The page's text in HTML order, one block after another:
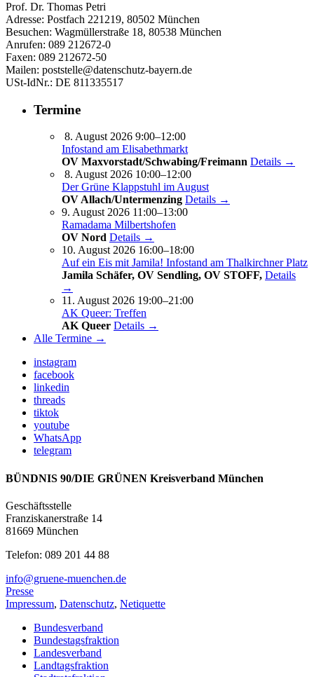
Prof. Dr. Thomas Petri
Adresse: Postfach 221219, 80502 München
Besuchen: Wagmüllerstraße 18, 80538 München
Anrufen: 089 212672-0
Faxen: 089 212672-50
Mailen: poststelle@datenschutz-bayern.de
USt-IdNr.: DE 811335517
Termine
8. August 2026 9:00–12:00
Infostand am Elisabethmarkt
OV Maxvorstadt/Schwabing/Freimann Details →
8. August 2026 10:00–12:00
Der Grüne Klappstuhl im August
OV Allach/Untermenzing Details →
9. August 2026 11:00–13:00
Ramadama Milbertshofen
OV Nord Details →
10. August 2026 16:00–18:00
Auf ein Eis mit Jamila! Infostand am Thalkirchner Platz
Jamila Schäfer, OV Sendling, OV STOFF, Details
→
11. August 2026 19:00–21:00
AK Queer: Treffen
AK Queer Details →
Alle Termine →
instagram
facebook
linkedin
threads
tiktok
youtube
WhatsApp
telegram
BÜNDNIS 90/DIE GRÜNEN Kreisverband München
Geschäftsstelle
Franziskanerstraße 14
81669 München
Telefon: 089 201 44 88
info@gruene-muenchen.de
Presse
Impressum, Datenschutz, Netiquette
Bundesverband
Bundestagsfraktion
Landesverband
Landtagsfraktion